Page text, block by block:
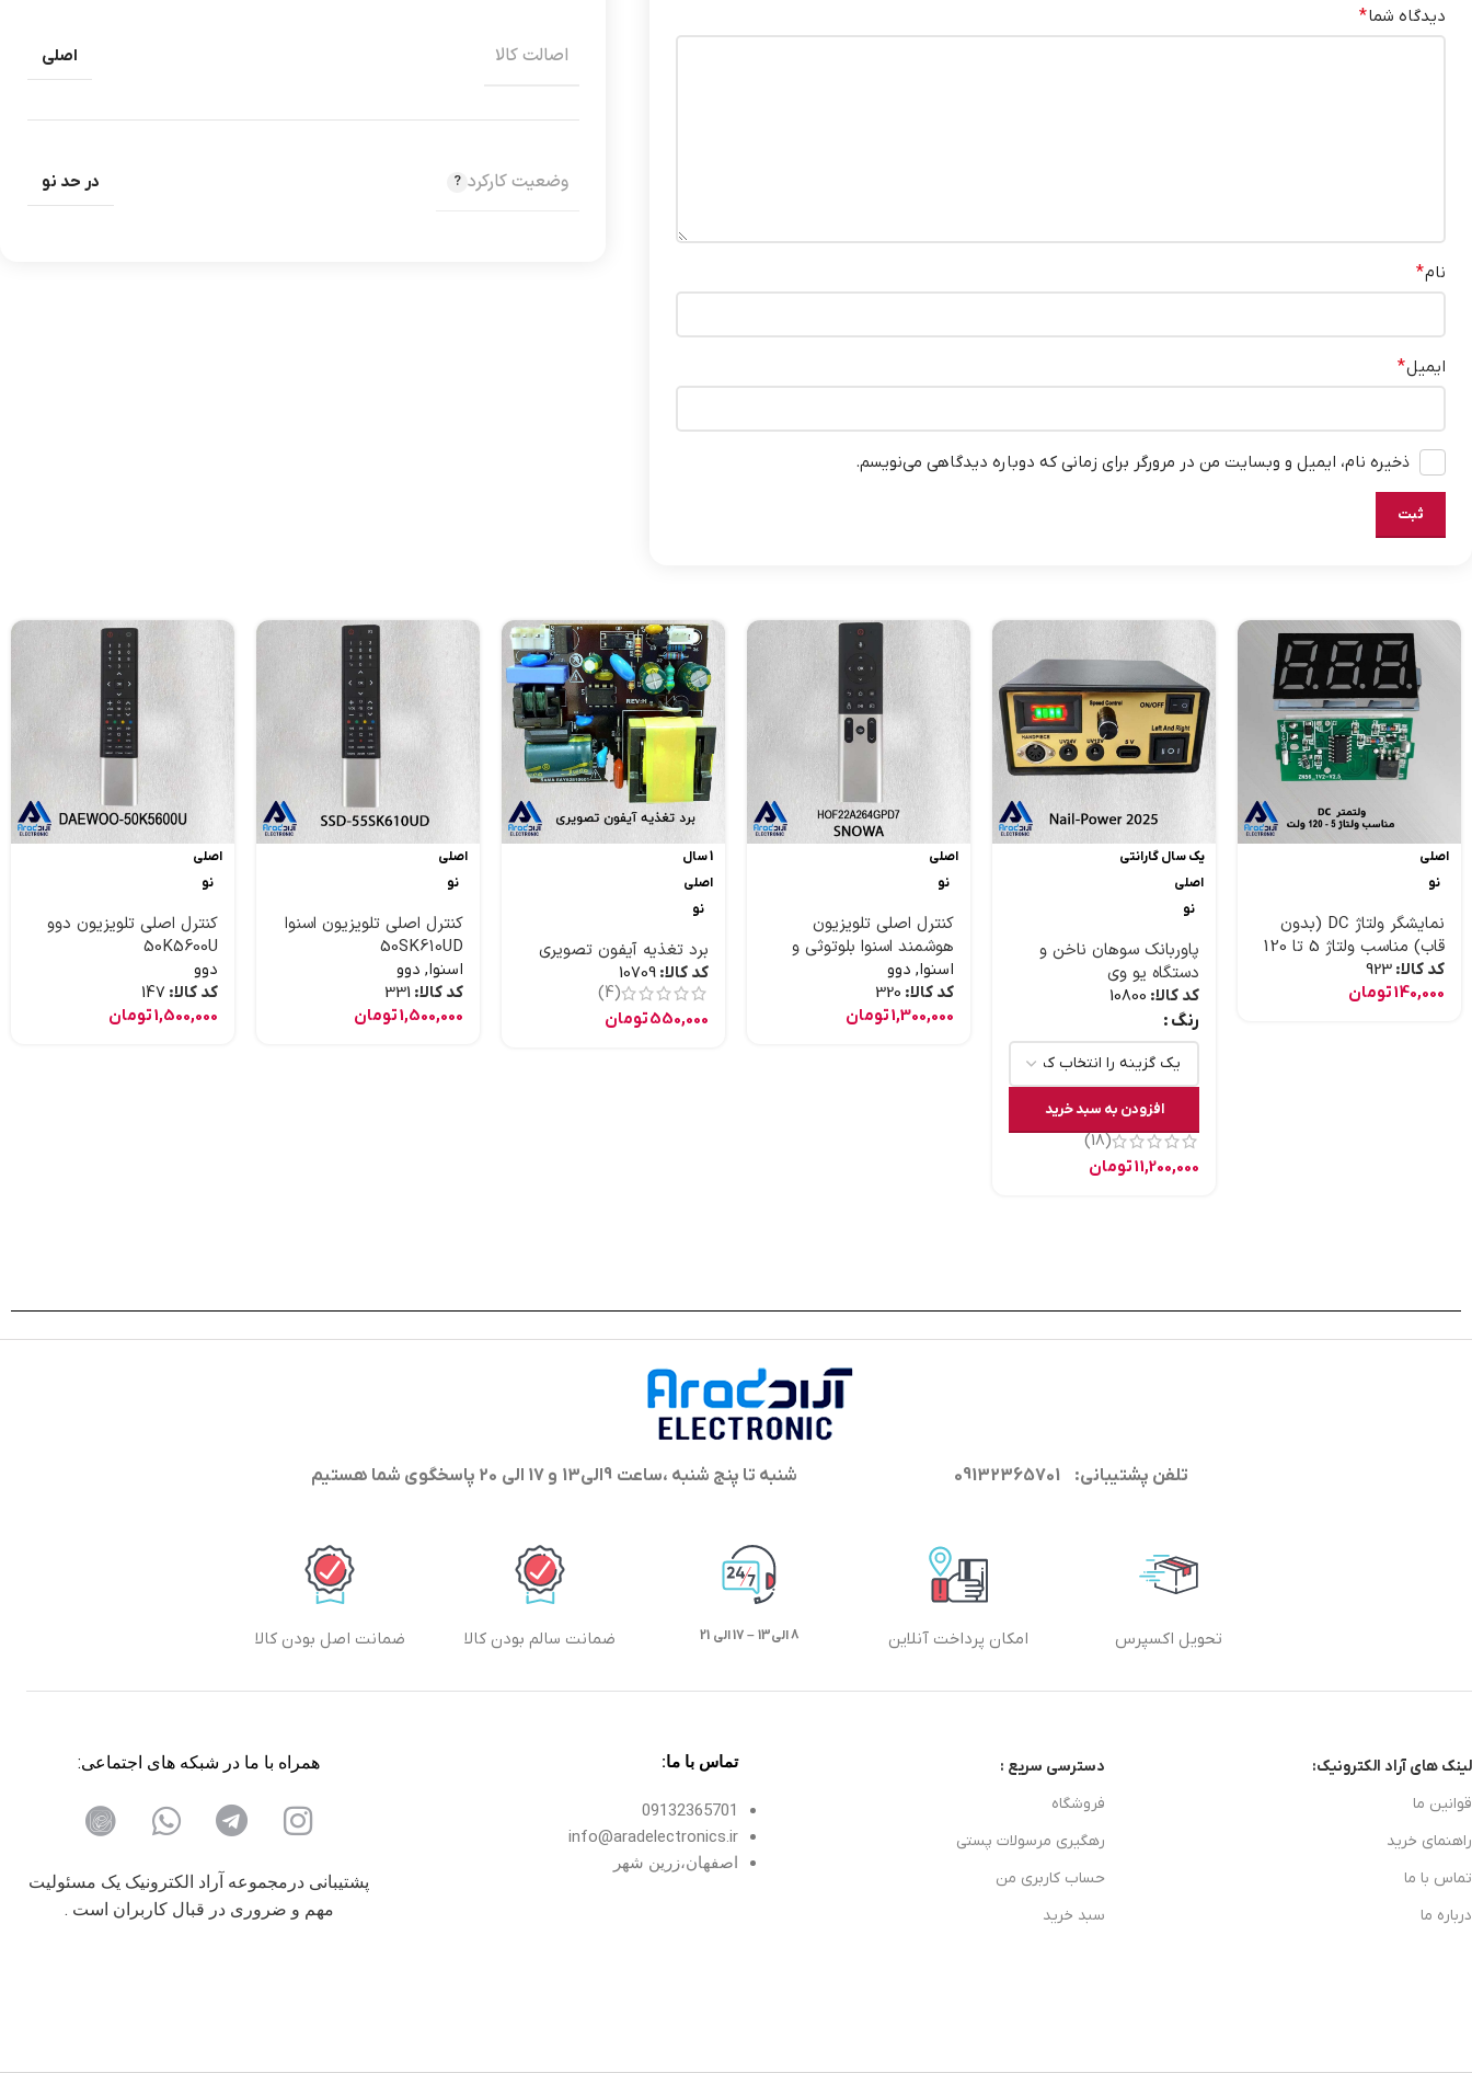
دیدگاه شما*
نام*
ایمیل*
ذخیره نام، ایمیل و وبسایت من در مرورگر برای زمانی که دوباره دیدگاهی می‌نویسم.
اصالت کالا اصلی
وضعیت کارکرد در حد نو
اصلی
نو
نمایشگر ولتاژ DC (بدون
قاب) مناسب ولتاژ 5 تا 120
ولت
کد کالا: 923
140,000تومان
یک سال گارانتی
اصلی
نو
پاوربانک سوهان ناخن و
دستگاه یو وی
کد کالا: 10800
رنگ
افزودن به سبد خرید
(18)
11,200,000تومان
اصلی
نو
کنترل اصلی تلویزیون
هوشمند اسنوا بلوتوثی و
موس دار و جستجوی صوتی
اسنوا, دوو
کد کالا: 320
1,300,000تومان
1 سال
اصلی
نو
برد تغذیه آیفون تصویری
کد کالا: 10709
(4)
550,000تومان
اصلی
نو
کنترل اصلی تلویزیون اسنوا
50SK610UD
اسنوا, دوو
کد کالا: 331
1,500,000تومان
اصلی
نو
کنترل اصلی تلویزیون دوو
50K5600U
دوو
کد کالا: 147
1,500,000تومان
تلفن پشتیبانی: 09132365701 شنبه تا پنج شنبه ،ساعت 9الی13 و 17 الی 20 پاسخگوی شما هستیم
تحویل اکسپرس امکان پرداخت آنلاین 8 الی13 – 17 الی 21 ضمانت سالم بودن کالا ضمانت اصل بودن کالا
لینک های آراد الکترونیک:
قوانین ما
راهنمای خرید
تماس با ما
درباره ما
دسترسی سریع :
فروشگاه
رهگیری مرسولات پستی
حساب کاربری من
سبد خرید
تماس با ما:
09132365701
info@aradelectronics.ir
اصفهان،زرین شهر
همراه با ما در شبکه های اجتماعی:
پشتیبانی درمجموعه آراد الکترونیک یک مسئولیت
مهم و ضروری در قبال کاربران است .